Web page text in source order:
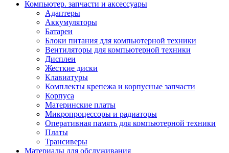
Компьютер. запчасти и аксессуары
Адаптеры
Аккумуляторы
Батареи
Блоки питания для компьютерной техники
Вентиляторы для компьютерной техники
Дисплеи
Жесткие диски
Клавиатуры
Комплекты крепежа и корпусные запчасти
Корпуса
Материнские платы
Микропроцессоры и радиаторы
Оперативная память для компьютерной техники
Платы
Трансиверы
Материалы для обслуживания